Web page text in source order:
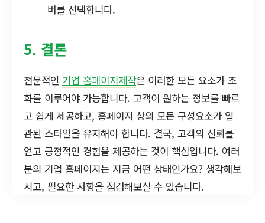
버를 선택합니다.
5. 결론
전문적인 기업 홈페이지제작은 이러한 모든 요소가 조
화를 이루어야 가능합니다. 고객이 원하는 정보를 빠르
고 쉽게 제공하고, 홈페이지 상의 모든 구성요소가 일
관된 스타일을 유지해야 합니다. 결국, 고객의 신뢰를
얻고 긍정적인 경험을 제공하는 것이 핵심입니다. 여러
분의 기업 홈페이지는 지금 어떤 상태인가요? 생각해보
시고, 필요한 사항을 점검해보실 수 있습니다.